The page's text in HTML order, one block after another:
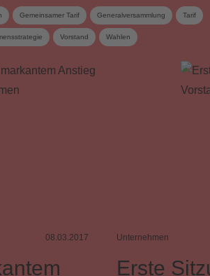
Gemeinsamer Tarif Generalversammlung Tarif
Vorstand Wahlen
08.03.2017 Unternehmen
Erste